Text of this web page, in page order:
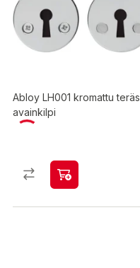
Abloy LH001 kromattu teräs
avainkilpi